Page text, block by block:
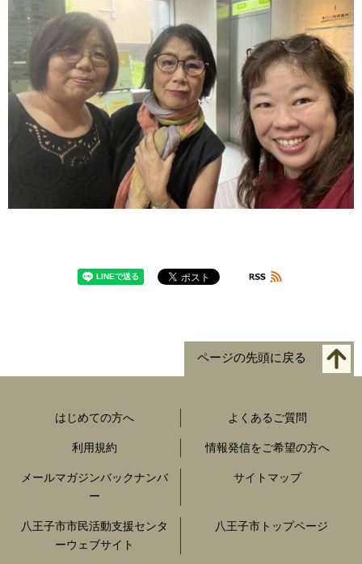
ページの先頭に戻る
はじめての方へ よくあるご質問
利用規約 情報発信をご希望の方へ
メールマガジンバックナンバ
ー
サイトマップ
八王子市市民活動支援センタ
ーウェブサイト
八王子市トップページ